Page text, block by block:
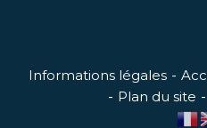
Informations légales
Plan du site